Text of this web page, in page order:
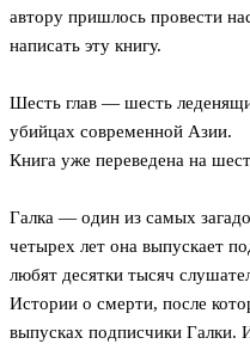
автору пришлось провести
написать эту книгу.
Шесть глав — шесть
убийцах современной Азии.
Книга уже переведена на
Галка — один из самых
четырех лет она выпускает
любят десятки тысяч
Истории о смерти, после
выпусках подписчики